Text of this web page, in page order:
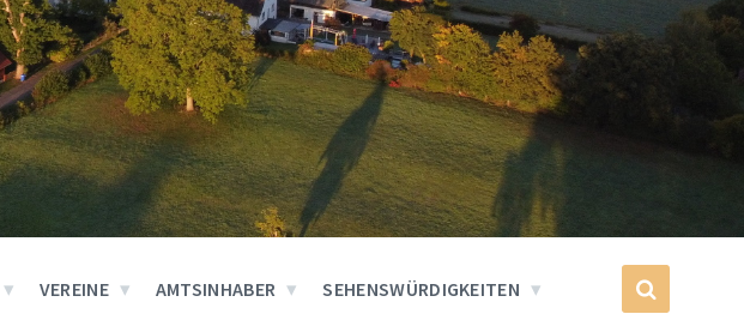
VEREINE AMTSINHABER SEHENSWÜRDIGKEITEN